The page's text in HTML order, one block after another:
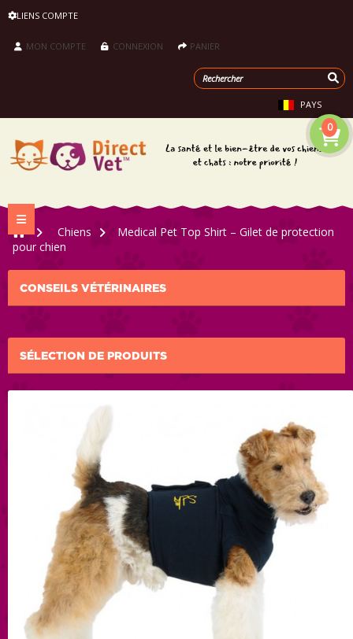
LIENS COMPTE
MON COMPTE CONNEXION PANIER
PAYS
0
Navigation bascule
>
Chiens >
Medical Pet Top Shirt – Gilet de protection
pour chien
CONSEILS VÉTÉRINAIRES
SÉLECTION DE PRODUITS